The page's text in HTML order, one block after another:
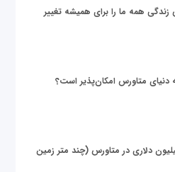
زندگی همه ما را برای همیشه تغییر
به دنیای متاورس امکان‌پذیر است؟
زمین 4.3 میلیون دلاری در متاورس (چند متر زمین